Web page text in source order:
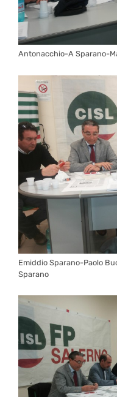
Antonacchio-A Sparano-
Emiddio Sparano-Paolo
Sparano